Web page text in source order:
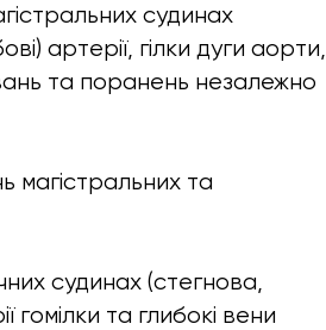
судинах
артерії, гілки дуги аорти,
та поранень незалежно
магістральних та
судинах (стегнова,
гомілки та глибокі вени